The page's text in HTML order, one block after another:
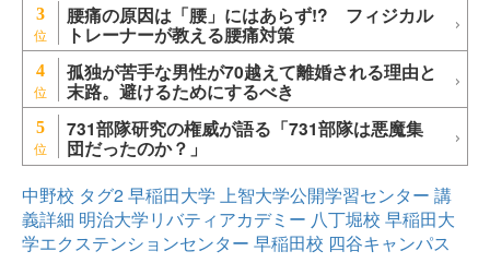
3 腰痛の原因は「腰」にはあらず!? フィジカル
トレーナーが教える腰痛対策
4 孤独が苦手な男性が70越えて離婚される理由と
末路。避けるためにするべき
5 731部隊研究の権威が語る「731部隊は悪魔集
団だったのか？」
中野校 タグ2早稲田大学 上智大学公開学習センター 講
義詳細 明治大学リバティアカデミー 八丁堀校 早稲田大
学エクステンションセンター 早稲田校 四谷キャンパス